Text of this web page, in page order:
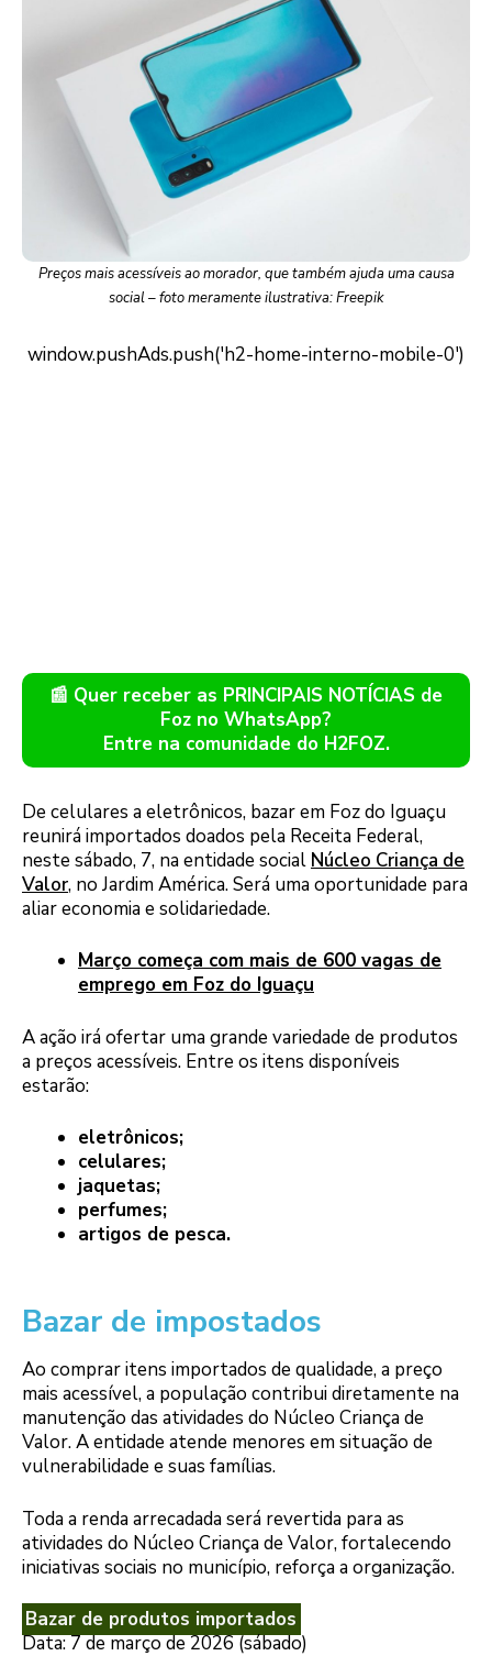
Preços mais acessíveis ao morador, que também ajuda uma causa
social – foto meramente ilustrativa: Freepik
📰 Quer receber as PRINCIPAIS NOTÍCIAS de
Foz no WhatsApp?
Entre na comunidade do H2FOZ.
De celulares a eletrônicos, bazar em Foz do Iguaçu
reunirá importados doados pela Receita Federal,
neste sábado, 7, na entidade social Núcleo Criança de
Valor, no Jardim América. Será uma oportunidade para
aliar economia e solidariedade.
Março começa com mais de 600 vagas de
emprego em Foz do Iguaçu
A ação irá ofertar uma grande variedade de produtos
a preços acessíveis. Entre os itens disponíveis
estarão:
eletrônicos;
celulares;
jaquetas;
perfumes;
artigos de pesca.
Bazar de impostados
Ao comprar itens importados de qualidade, a preço
mais acessível, a população contribui diretamente na
manutenção das atividades do Núcleo Criança de
Valor. A entidade atende menores em situação de
vulnerabilidade e suas famílias.
Toda a renda arrecadada será revertida para as
atividades do Núcleo Criança de Valor, fortalecendo
iniciativas sociais no município, reforça a organização.
Bazar de produtos importados
Data: 7 de março de 2026 (sábado)